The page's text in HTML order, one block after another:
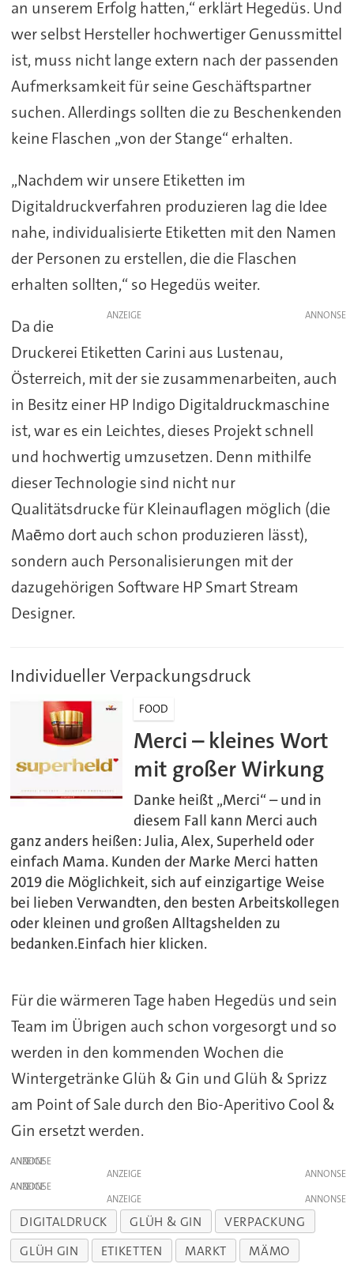
an unserem Erfolg hatten,“ erklärt Hegedüs. Und
wer selbst Hersteller hochwertiger Genussmittel
ist, muss nicht lange extern nach der passenden
Aufmerksamkeit für seine Geschäftspartner
suchen. Allerdings sollten die zu Beschenkenden
keine Flaschen „von der Stange“ erhalten.
„Nachdem wir unsere Etiketten im
Digitaldruckverfahren produzieren lag die Idee
nahe, individualisierte Etiketten mit den Namen
der Personen zu erstellen, die die Flaschen
erhalten sollten,“ so Hegedüs weiter.
ANZEIGE
Da die
Druckerei Etiketten Carini aus Lustenau,
Österreich, mit der sie zusammenarbeiten, auch
in Besitz einer HP Indigo Digitaldruckmaschine
ist, war es ein Leichtes, dieses Projekt schnell
und hochwertig umzusetzen. Denn mithilfe
dieser Technologie sind nicht nur
Qualitätsdrucke für Kleinauflagen möglich (die
Maēmo dort auch schon produzieren lässt),
sondern auch Personalisierungen mit der
dazugehörigen Software HP Smart Stream
Designer.
Individueller Verpackungsdruck
FOOD
Merci – kleines Wort
mit großer Wirkung
Danke heißt „Merci“ – und in
diesem Fall kann Merci auch
ganz anders heißen: Julia, Alex, Superheld oder
einfach Mama. Kunden der Marke Merci hatten
2019 die Möglichkeit, sich auf einzigartige Weise
bei lieben Verwandten, den besten Arbeitskollegen
oder kleinen und großen Alltagshelden zu
bedanken.Einfach hier klicken.
Für die wärmeren Tage haben Hegedüs und sein
Team im Übrigen auch schon vorgesorgt und so
werden in den kommenden Wochen die
Wintergetränke Glüh & Gin und Glüh & Sprizz
am Point of Sale durch den Bio-Aperitivo Cool &
Gin ersetzt werden.
ANZEIGE
ANZEIGE
ANZEIGE
ANZEIGE
DIGITALDRUCK GLÜH & GIN
VERPACKUNG
GLÜH GIN
ETIKETTEN MARKT MÄMO